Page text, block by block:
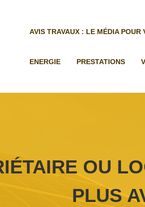
AVIS TRAVAUX : LE MÉDIA POUR
ENERGIE PRESTATIONS
OU
PLUS